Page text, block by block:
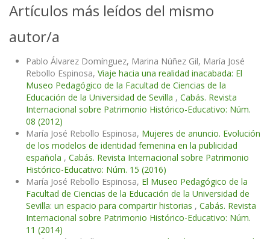
Artículos más leídos del mismo
autor/a
Pablo Álvarez Domínguez, Marina Núñez Gil, María José
Rebollo Espinosa, Viaje hacia una realidad inacabada: El
Museo Pedagógico de la Facultad de Ciencias de la
Educación de la Universidad de Sevilla , Cabás. Revista
Internacional sobre Patrimonio Histórico-Educativo: Núm.
08 (2012)
María José Rebollo Espinosa, Mujeres de anuncio. Evolución
de los modelos de identidad femenina en la publicidad
española , Cabás. Revista Internacional sobre Patrimonio
Histórico-Educativo: Núm. 15 (2016)
María José Rebollo Espinosa, El Museo Pedagógico de la
Facultad de Ciencias de la Educación de la Universidad de
Sevilla: un espacio para compartir historias , Cabás. Revista
Internacional sobre Patrimonio Histórico-Educativo: Núm.
11 (2014)